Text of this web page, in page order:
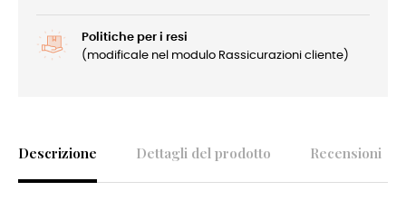
Politiche per i resi
(modificale nel modulo Rassicurazioni cliente)
Descrizione Dettagli del prodotto Recensioni